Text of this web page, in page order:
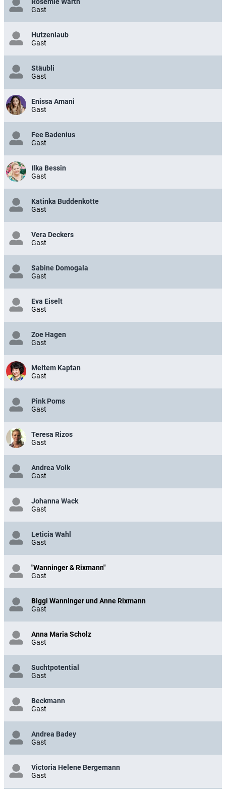
Gast
Hutzenlaub
Gast
Stäubli
Gast
Enissa Amani
Gast
Fee Badenius
Gast
Ilka Bessin
Gast
Katinka Buddenkotte
Gast
Vera Deckers
Gast
Sabine Domogala
Gast
Eva Eiselt
Gast
Zoe Hagen
Gast
Meltem Kaptan
Gast
Pink Poms
Gast
Teresa Rizos
Gast
Andrea Volk
Gast
Johanna Wack
Gast
Leticia Wahl
Gast
"Wanninger & Rixmann"
Gast
Biggi Wanninger und Anne Rixmann
Gast
Anna Maria Scholz
Gast
Suchtpotential
Gast
Beckmann
Gast
Andrea Badey
Gast
Victoria Helene Bergemann
Gast